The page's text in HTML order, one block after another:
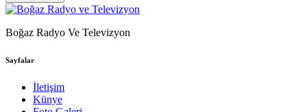
Boğaz Radyo Ve Televizyon
Sayfalar
İletişim
Künye